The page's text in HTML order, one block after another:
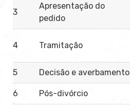
3
Apresentação do
pedido
4 Tramitação
5 Decisão e averbamento
6 Pós-divórcio